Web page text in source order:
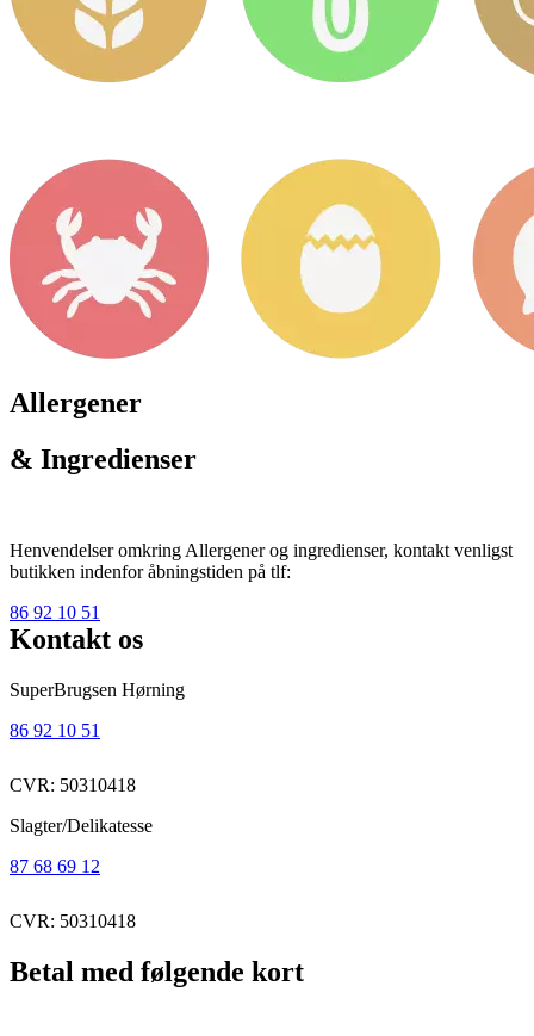
Allergener
& Ingredienser
Henvendelser omkring Allergener og ingredienser, kontakt venligst
butikken indenfor åbningstiden på tlf:
86 92 10 51
Kontakt os
SuperBrugsen Hørning
86 92 10 51
CVR: 50310418
Slagter/Delikatesse
87 68 69 12
CVR: 50310418
Betal med følgende kort